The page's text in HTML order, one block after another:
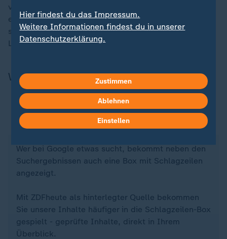
von seinem ersten Studioalbum seit fünf Jahren
erklingen, bewegt er die Lippen textsicher. Nicht nur
seine Fans freuen sich auf "The Boys Of Dungeon
Lane", sondern eindeutig auch McCartney selbst.
Wichtiger Hinweis in eigener Sache
Unser Nachrichtenangebot - jetzt als bevorzugte
Quelle bei Google
Wer bei Google etwas sucht, bekommt neben den
Suchergebnissen auch eine Box mit Schlagzeilen
angezeigt.
Mit ZDFheute als hinterlegter Quelle bekommen
Sie unsere Inhalte häufiger in die Schlagzeilen-Box
gespielt - geprüfte Inhalte, direkt in Ihrem
Überblick.
Hier findest du das Impressum.
Weitere Informationen findest du in unserer
Datenschutzerklärung.
Zustimmen
Ablehnen
Einstellen